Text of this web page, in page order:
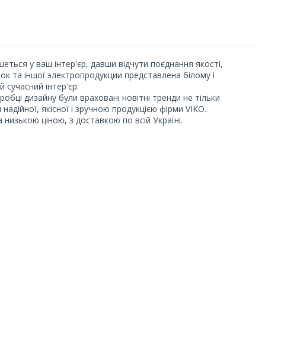
у ваш інтер'єр, давши відчути поєднання якості,
та іншої электропродукции представлена білому і
інтер'єр.
дизайну були враховані новітні тренди не тільки
якісної і зручною продукцією фірми VIKO.
ціною, з доставкою по всій Україні.